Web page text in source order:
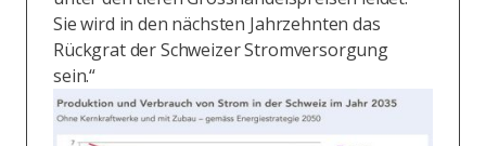
Sie wird in den nächsten Jahrzehnten das
Rückgrat der Schweizer Stromversorgung
sein.“